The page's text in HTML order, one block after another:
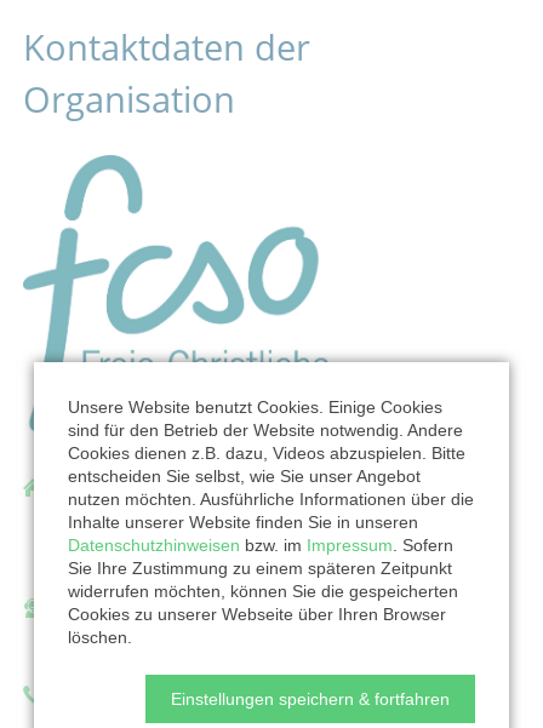
Kontaktdaten der
Organisation
Freie Christliche Schule Ostfriesland
Birkhahnweg 2
26802 Moormerland
Ansprechpartner/in:
Kurt Plagge
Telefon: 04954/941130
Unsere Website benutzt Cookies. Einige Cookies
sind für den Betrieb der Website notwendig. Andere
Cookies dienen z.B. dazu, Videos abzuspielen. Bitte
entscheiden Sie selbst, wie Sie unser Angebot
nutzen möchten. Ausführliche Informationen über die
Inhalte unserer Website finden Sie in unseren
Datenschutzhinweisen bzw. im Impressum . Sofern
Sie Ihre Zustimmung zu einem späteren Zeitpunkt
widerrufen möchten, können Sie die gespeicherten
Cookies zu unserer Webseite über Ihren Browser
löschen.
Einstellungen speichern & fortfahren